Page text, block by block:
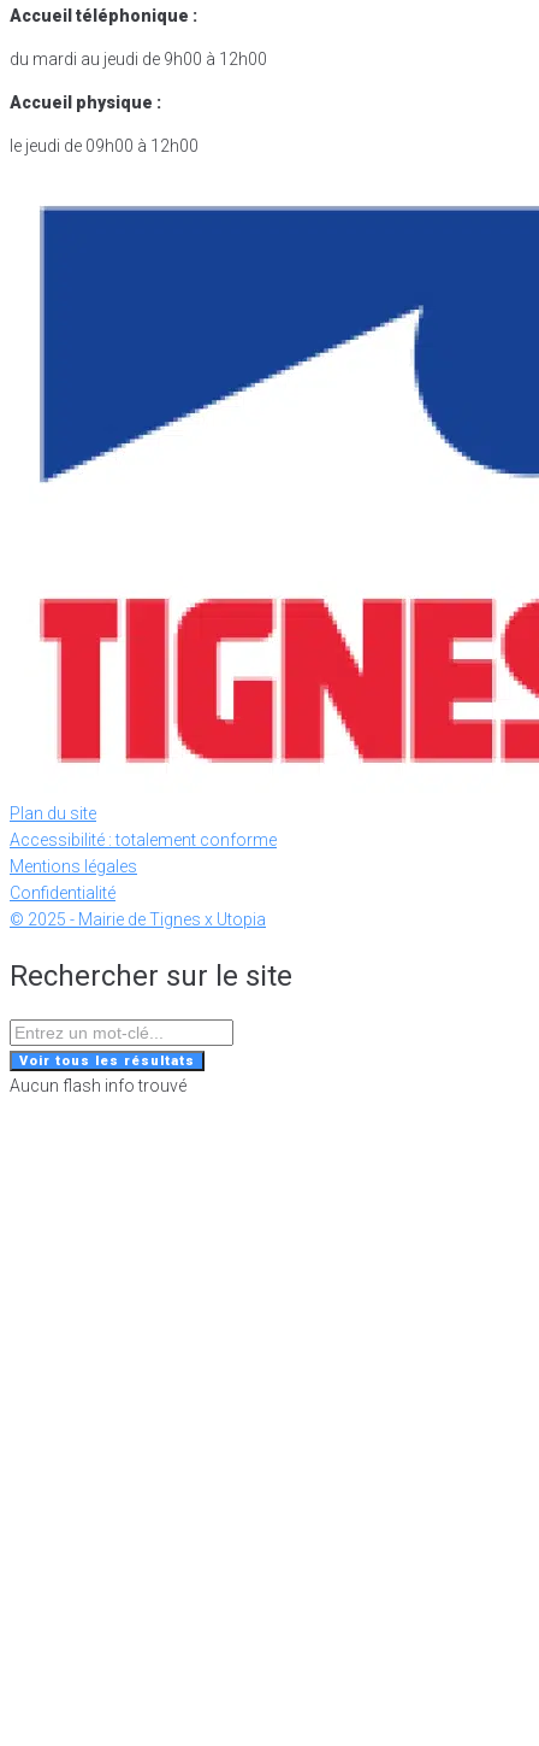
Accueil téléphonique :
du mardi au jeudi de 9h00 à 12h00
Accueil physique :
le jeudi de 09h00 à 12h00
Plan du site
Accessibilité : totalement conforme
Mentions légales
Confidentialité
© 2025 - Mairie de Tignes x Utopia
Rechercher sur le site
Search
...Voir tous les résultats
Aucun flash info trouvé